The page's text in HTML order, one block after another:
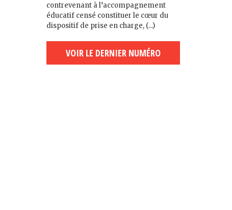
contrevenant à l’accompagnement
éducatif censé constituer le cœur du
dispositif de prise en charge, (...)
VOIR LE DERNIER NUMÉRO